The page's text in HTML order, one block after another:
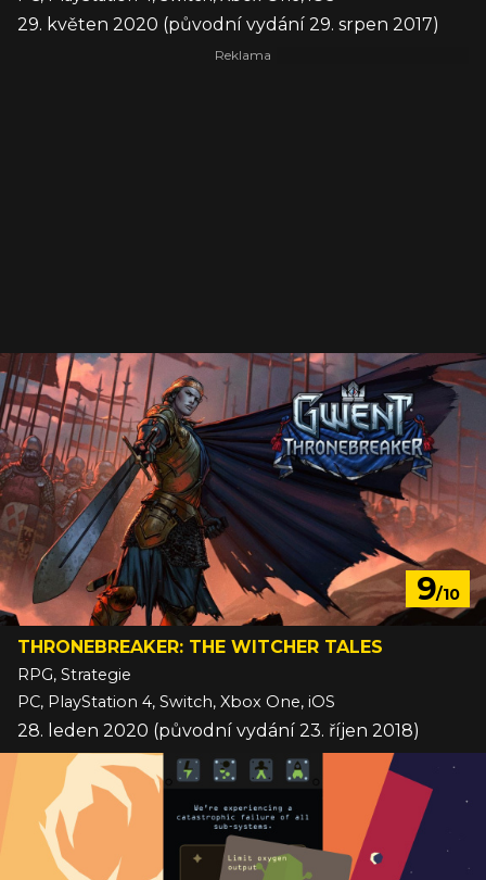
29. květen 2020 (původní vydání 29. srpen 2017)
9/10
THRONEBREAKER: THE WITCHER TALES
RPG, Strategie
PC, PlayStation 4, Switch, Xbox One, iOS
28. leden 2020 (původní vydání 23. říjen 2018)